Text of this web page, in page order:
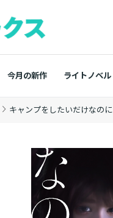
今月の新作 ライトノベル
キャンプをしたいだけなのに